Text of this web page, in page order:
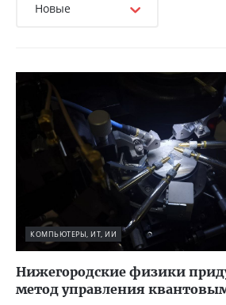
Новые
КОМПЬЮТЕРЫ, ИТ, ИИ
Нижегородские физики
метод управления